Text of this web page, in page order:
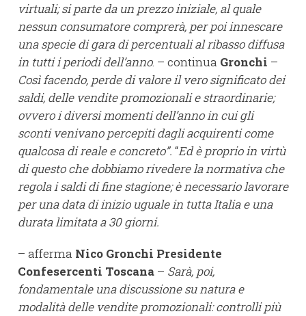
virtuali; si parte da un prezzo iniziale, al quale
nessun consumatore comprerà, per poi innescare
una specie di gara di percentuali al ribasso diffusa
in tutti i periodi dell’anno. – continua Gronchi –
Così facendo, perde di valore il vero significato dei
saldi, delle vendite promozionali e straordinarie;
ovvero i diversi momenti dell’anno in cui gli
sconti venivano percepiti dagli acquirenti come
qualcosa di reale e concreto”. “Ed è proprio in virtù
di questo che dobbiamo rivedere la normativa che
regola i saldi di fine stagione; è necessario lavorare
per una data di inizio uguale in tutta Italia e una
durata limitata a 30 giorni.
– afferma Nico Gronchi Presidente
Confesercenti Toscana – Sarà, poi,
fondamentale una discussione su natura e
modalità delle vendite promozionali: controlli più